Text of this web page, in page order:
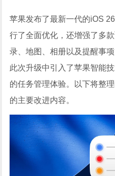
苹果发布了最新一代的iOS
行了全面优化，还增强了多
录、地图、相册以及提醒事
此次升级中引入了苹果智能
的任务管理体验。以下将整
的主要改进内容。